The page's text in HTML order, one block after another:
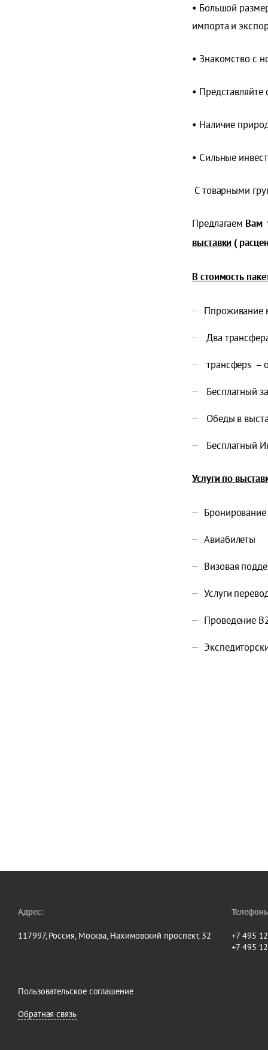
• Большой
импорта и
• Знакомство с
•
• Наличие
• Сильные
С товарными
Предлагаем Вам
выставки (
В стоимость
Ппроживание
Два
трансферs –
Бесплатный
Обеды в
Бесплатный
Услуги по
Авиабилеты
Визовая
Услуги
Проведение
Адрес:
117997, Россия, Москва, Нахимовский проспект, 32
+7 495
+7 495
Пользовательское соглашение
Обратная связь